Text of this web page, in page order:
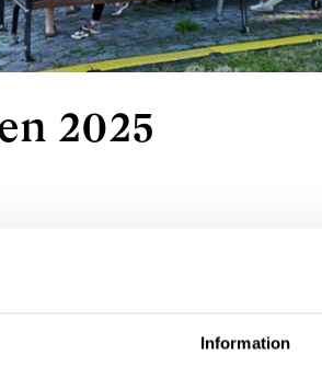
Information
2025
plats kommer följande vara:
Katarina Gustafsson,